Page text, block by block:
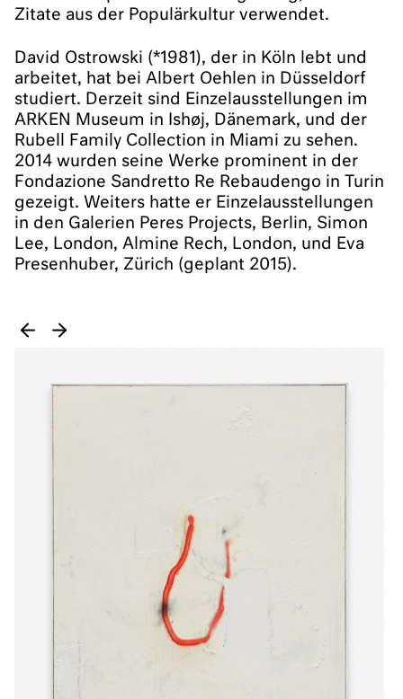
Zitate aus der Populärkultur verwendet.
David Ostrowski (*1981), der in Köln lebt und
arbeitet, hat bei Albert Oehlen in Düsseldorf
studiert. Derzeit sind Einzelausstellungen im
ARKEN Museum in Ishøj, Dänemark, und der
Rubell Family Collection in Miami zu sehen.
2014 wurden seine Werke prominent in der
Fondazione Sandretto Re Rebaudengo in Turin
gezeigt. Weiters hatte er Einzelausstellungen
in den Galerien Peres Projects, Berlin, Simon
Lee, London, Almine Rech, London, und Eva
Presenhuber, Zürich (geplant 2015).